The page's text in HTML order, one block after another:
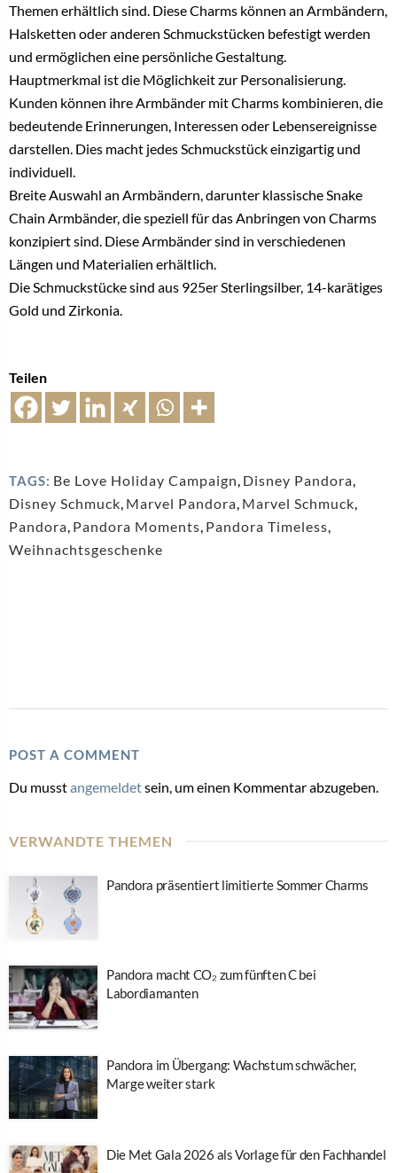
Themen erhältlich sind. Diese Charms können an Armbändern,
Halsketten oder anderen Schmuckstücken befestigt werden
und ermöglichen eine persönliche Gestaltung.
Hauptmerkmal ist die Möglichkeit zur Personalisierung.
Kunden können ihre Armbänder mit Charms kombinieren, die
bedeutende Erinnerungen, Interessen oder Lebensereignisse
darstellen. Dies macht jedes Schmuckstück einzigartig und
individuell.
Breite Auswahl an Armbändern, darunter klassische Snake
Chain Armbänder, die speziell für das Anbringen von Charms
konzipiert sind. Diese Armbänder sind in verschiedenen
Längen und Materialien erhältlich.
Die Schmuckstücke sind aus 925er Sterlingsilber, 14-karätiges
Gold und Zirkonia.
Teilen
TAGS: Be Love Holiday Campaign Disney Pandora
Disney Schmuck Marvel Pandora Marvel Schmuck
Pandora Pandora Moments Pandora Timeless
Weihnachtsgeschenke
POST A COMMENT
Du musstangemeldetsein, um einen Kommentar abzugeben.
VERWANDTE THEMEN
Pandora präsentiert limitierte Sommer Charms
Pandora macht CO₂ zum fünften C bei
Labordiamanten
Pandora im Übergang: Wachstum schwächer,
Marge weiter stark
Die Met Gala 2026 als Vorlage für den Fachhandel